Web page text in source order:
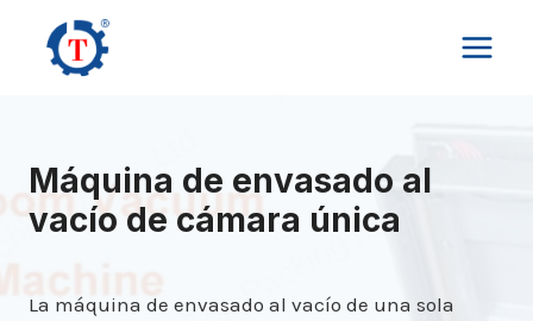
contenido
Máquina de envasado al
vacío de cámara única
La máquina de envasado al vacío de una sola